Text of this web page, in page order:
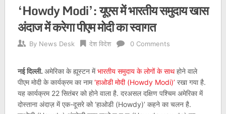
‘Howdy Modi’: यूएस में भारतीय समुदाय खास
अंदाज में करेगा पीएम मोदी का स्वागत
By News Desk देश विदेश 0 Comments
नई दिल्ली. अमेरिका के ह्यूस्टन मेंभारतीय समुदाय के लोगों के साथहोने वाले
पीएम मोदी के कार्यक्रम का नाम‘हाओडी मोदी (Howdy Modi)’ रखा गया है.
यह कार्यक्रम 22 सितंबर को होने वाला है. दरअसल दक्षिण पश्चिम अमेरिका में
दोस्ताना अंदाज़ में एक-दूसरे को ‘हाओडी (Howdy)’ कहने का चलन है.